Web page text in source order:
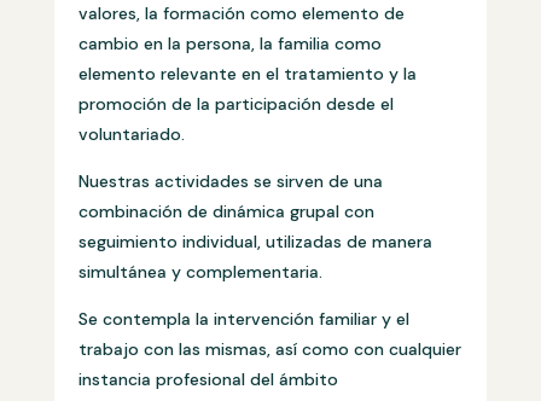
valores, la formación como elemento de
cambio en la persona, la familia como
elemento relevante en el tratamiento y la
promoción de la participación desde el
voluntariado.
Nuestras actividades se sirven de una
combinación de dinámica grupal con
seguimiento individual, utilizadas de manera
simultánea y complementaria.
Se contempla la intervención familiar y el
trabajo con las mismas, así como con cualquier
instancia profesional del ámbito